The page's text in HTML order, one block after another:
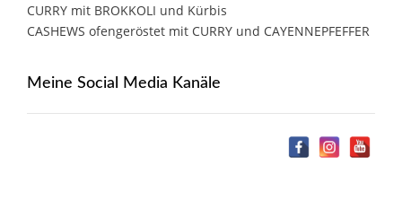
CURRY mit BROKKOLI und Kürbis
CASHEWS ofengeröstet mit CURRY und CAYENNEPFEFFER
Meine Social Media Kanäle